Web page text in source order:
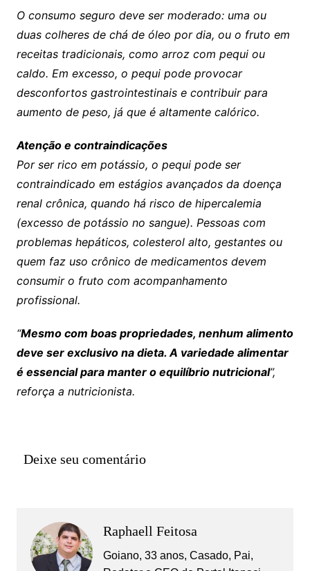
O consumo seguro deve ser moderado: uma ou
duas colheres de chá de óleo por dia, ou o fruto em
receitas tradicionais, como arroz com pequi ou
caldo. Em excesso, o pequi pode provocar
desconfortos gastrointestinais e contribuir para
aumento de peso, já que é altamente calórico.
Atenção e contraindicações
Por ser rico em potássio, o pequi pode ser
contraindicado em estágios avançados da doença
renal crônica, quando há risco de hipercalemia
(excesso de potássio no sangue). Pessoas com
problemas hepáticos, colesterol alto, gestantes ou
quem faz uso crônico de medicamentos devem
consumir o fruto com acompanhamento
profissional.
“Mesmo com boas propriedades, nenhum alimento
deve ser exclusivo na dieta. A variedade alimentar
é essencial para manter o equilíbrio nutricional”,
reforça a nutricionista.
Deixe seu comentário
Raphaell Feitosa
Goiano, 33 anos, Casado, Pai,